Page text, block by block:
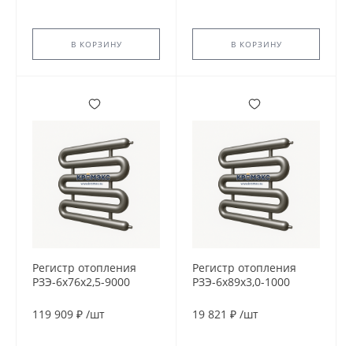
В КОРЗИНУ В КОРЗИНУ
Регистр отопления
РЗЭ-6x76x2,5-9000
119 909 ₽ /шт
Регистр отопления
РЗЭ-6x89x3,0-1000
19 821 ₽ /шт